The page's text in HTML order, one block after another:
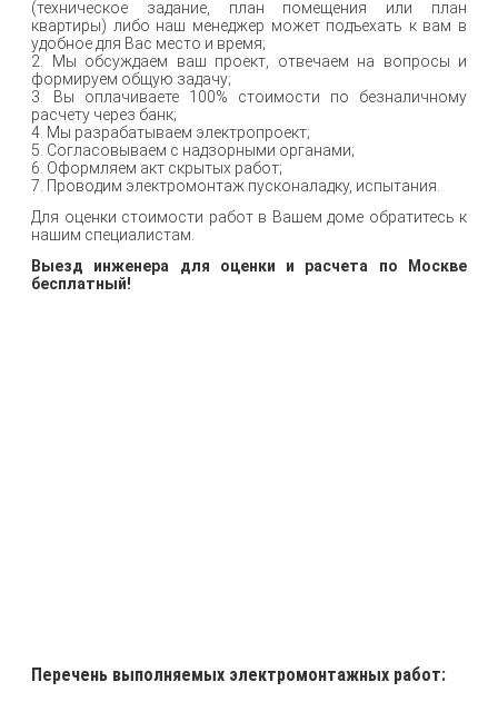
(техническое задание, план помещения или план
квартиры) либо наш менеджер может подъехать к вам в
удобное для Вас место и время;
2. Мы обсуждаем ваш проект, отвечаем на вопросы и
формируем общую задачу;
3. Вы оплачиваете 100% стоимости по безналичному
расчету через банк;
4. Мы разрабатываем электропроект;
5. Согласовываем с надзорными органами;
6. Оформляем акт скрытых работ;
7. Проводим электромонтаж пусконаладку, испытания.
Для оценки стоимости работ в Вашем доме обратитесь к
нашим специалистам.
Выезд инженера для оценки и расчета по Москве
бесплатный!
Перечень выполняемых электромонтажных работ: